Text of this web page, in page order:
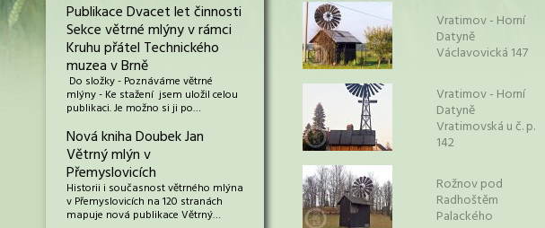
Publikace Dvacet let činnosti
Sekce větrné mlýny v rámci
Kruhu přátel Technického
muzea v Brně
Do složky - Poznáváme větrné
mlýny - Ke stažení jsem uložil celou
publikaci. Je možno si ji po…
Nová kniha Doubek Jan
Větrný mlýn v
Přemyslovicích
Historii i současnost větrného mlýna
v Přemyslovicích na 120 stranách
mapuje nová publikace Větrný…
Vratimov - Horní
Datyně
Václavovická 147
Vratimov - Horní
Datyně
Vratimovská u č. p.
142
Rožnov pod
Radhoštěm
Palackého